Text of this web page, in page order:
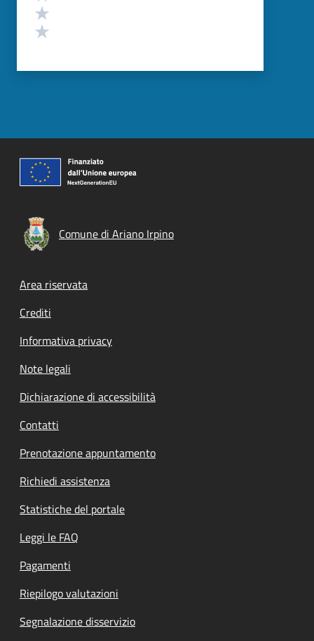
Comune di Ariano Irpino
Footer menu
Area riservata
Crediti
Informativa privacy
Note legali
Dichiarazione di accessibilità
Contatti
Prenotazione appuntamento
Richiedi assistenza
Statistiche del portale
Leggi le FAQ
Pagamenti
Riepilogo valutazioni
Segnalazione disservizio